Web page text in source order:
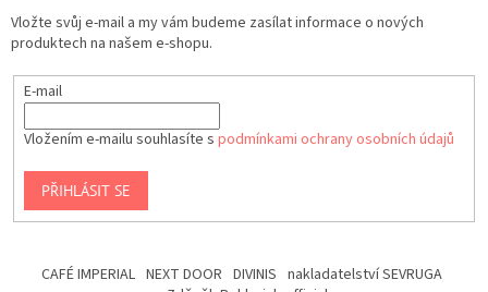
Vložte svůj e-mail a my vám budeme zasílat informace o nových
produktech na našem e-shopu.
E-mail
Vložením e-mailu souhlasíte s podmínkami ochrany osobních údajů
PŘIHLÁSIT SE
CAFÉ IMPERIAL NEXT DOOR DIVINIS nakladatelství SEVRUGA